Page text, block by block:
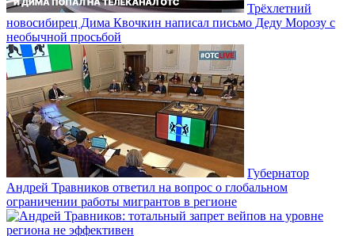
Трёхлетний
новосибирец Дима Квочкин написал письмо Деду Морозу с
необычной просьбой
Губернатор
Андрей Травников ответил на вопрос о глобальном
ограничении работы мигрантов в регионе